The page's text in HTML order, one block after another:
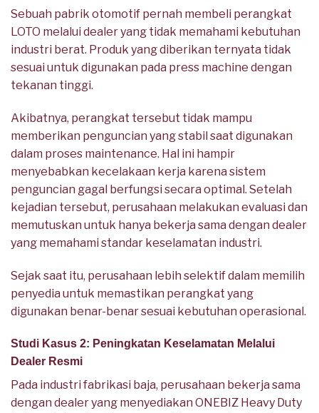
Sebuah pabrik otomotif pernah membeli perangkat
LOTO melalui dealer yang tidak memahami kebutuhan
industri berat. Produk yang diberikan ternyata tidak
sesuai untuk digunakan pada press machine dengan
tekanan tinggi.
Akibatnya, perangkat tersebut tidak mampu
memberikan penguncian yang stabil saat digunakan
dalam proses maintenance. Hal ini hampir
menyebabkan kecelakaan kerja karena sistem
penguncian gagal berfungsi secara optimal. Setelah
kejadian tersebut, perusahaan melakukan evaluasi dan
memutuskan untuk hanya bekerja sama dengan dealer
yang memahami standar keselamatan industri.
Sejak saat itu, perusahaan lebih selektif dalam memilih
penyedia untuk memastikan perangkat yang
digunakan benar-benar sesuai kebutuhan operasional.
Studi Kasus 2: Peningkatan Keselamatan Melalui
Dealer Resmi
Pada industri fabrikasi baja, perusahaan bekerja sama
dengan dealer yang menyediakan ONEBIZ Heavy Duty